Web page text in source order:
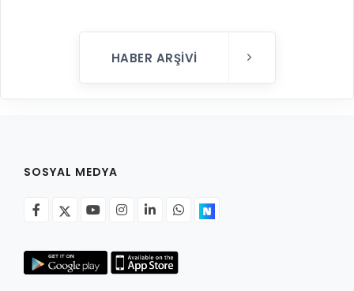
HABER ARŞIVI
SOSYAL MEDYA